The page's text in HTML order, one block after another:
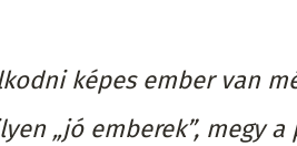
képes ember van
„jó emberek”, megy